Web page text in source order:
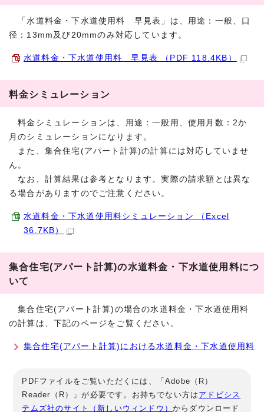
「水道料金・下水道使用料 早見表」は、用途：一般、口
径：13mm及び20mmのみ対応しています。
水道料金・下水道使用料 早見表 （PDF 118.4KB）
料金シミュレーション
料金シミュレーションは、用途：一般用、使用月数：2か
月のシミュレーションになります。
また、集合住宅(アパート計算)の計算には対応していませ
ん。
なお、計算結果は参考となります。実際の請求額とは異な
る場合がありますのでご注意ください。
水道料金・下水道使用料シミュレーション （Excel
36.7KB）
集合住宅(アパート計算)の水道料金・下水道使用料につ
いて
集合住宅(アパート計算)の場合の水道料金・下水道使用料
の計算は、下記のページをご覧ください。
集合住宅(アパート計算)における水道料金・下水道使用料
PDFファイルをご覧いただくには、「Adobe（R）
Reader（R）」が必要です。お持ちでない方は アドビシス
テムズ社のサイト（新しいウィンドウ）からダウンロード